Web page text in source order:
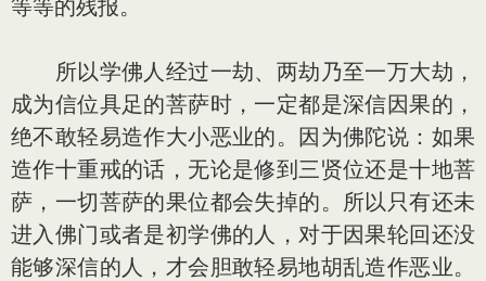
等等的残报。
所以学佛人经过一劫、两劫乃至一万大劫，
成为信位具足的菩萨时，一定都是深信因果的，
绝不敢轻易造作大小恶业的。因为佛陀说：如果
造作十重戒的话，无论是修到三贤位还是十地菩
萨，一切菩萨的果位都会失掉的。所以只有还未
进入佛门或者是初学佛的人，对于因果轮回还没
能够深信的人，才会胆敢轻易地胡乱造作恶业。